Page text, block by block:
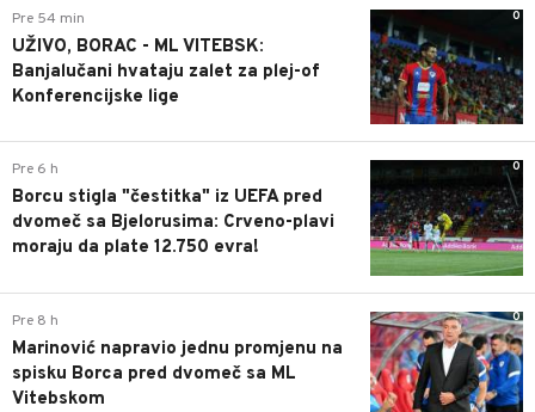
0
Pre 54 min
UŽIVO, BORAC - ML VITEBSK:
Banjalučani hvataju zalet za plej-of
Konferencijske lige
0
Pre 6 h
Borcu stigla "čestitka" iz UEFA pred
dvomeč sa Bjelorusima: Crveno-plavi
moraju da plate 12.750 evra!
0
Pre 8 h
Marinović napravio jednu promjenu na
spisku Borca pred dvomeč sa ML
Vitebskom